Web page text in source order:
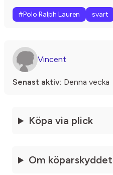
#Polo Ralph Lauren svart
Vincent
Senast aktiv: Denna vecka
Köpa via plick
Om köparskyddet